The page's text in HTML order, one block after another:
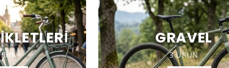
GRAVEL
3 ÜRÜN